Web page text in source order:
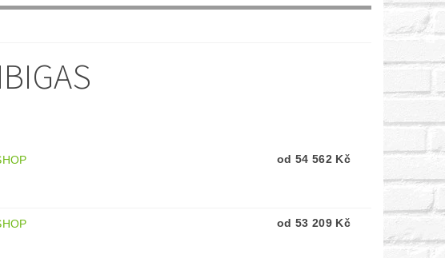
od 54 562 Kč
od 53 209 Kč